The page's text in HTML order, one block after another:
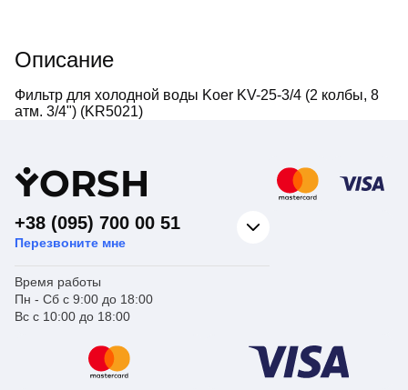
Описание
Фильтр для холодной воды Koer KV-25-3/4 (2 колбы, 8
атм. 3/4") (KR5021)
YORSH
+38 (095) 700 00 51
Перезвоните мне
Время работы
Пн - Сб с 9:00 до 18:00
Вс с 10:00 до 18:00